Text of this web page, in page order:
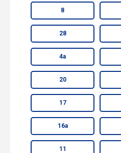
8
28
4а
20
17
16а
11